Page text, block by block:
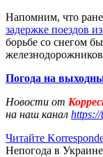
Напомним, что
задержке поездов
борьбе со снегом
Погода на
Новости от
на наш канал https://
Читайте
Непогода в Украине